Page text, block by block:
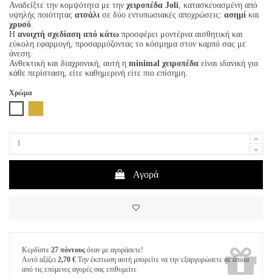
Αναδείξτε την κομψότητα με την χειροπέδα Joli, κατασκευασμένη από
υψηλής ποιότητας ατσάλισε δύο εντυπωσιακές αποχρώσεις: ασημί και
χρυσό.
Η ανοιχτή σχεδίαση από κάτω προσφέρει μοντέρνα αισθητική και
εύκολη εφαρμογή, προσαρμόζοντας το κόσμημα στον καρπό σας με
άνεση.
Ανθεκτική και διαχρονική, αυτή η minimal χειροπέδα είναι ιδανική για
κάθε περίσταση, είτε καθημερινή είτε πιο επίσημη.
Χρώμα
Αγορά
Κερδίστε 27 πόντους όταν με αγοράσετε!
Αυτό αξίζει 2,70 € Την έκπτωση αυτή μπορείτε να την εξαργυρώσετε σε όποια
από τις επόμενες αγορές σας επιθυμείτε